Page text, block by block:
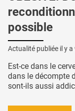
possible
Actualité publiée il y a
Est-ce dans le
dans le décompte
sont-ils aussi